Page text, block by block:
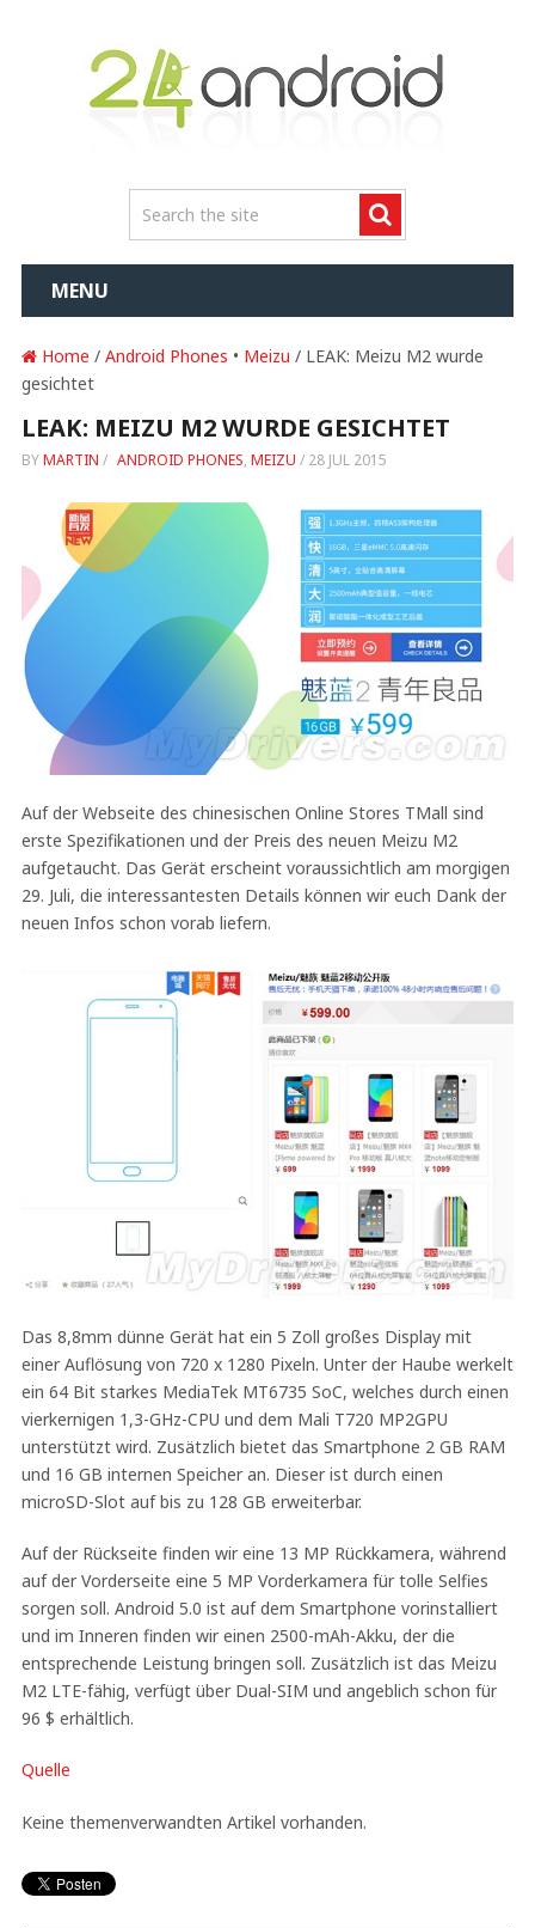
MENU
Home / Android Phones • Meizu / LEAK: Meizu M2 wurde
gesichtet
LEAK: MEIZU M2 WURDE GESICHTET
BYMARTIN / ANDROID PHONES, MEIZU / 28 JUL 2015
Auf der Webseite des chinesischen Online Stores TMall sind
erste Spezifikationen und der Preis des neuen Meizu M2
aufgetaucht. Das Gerät erscheint voraussichtlich am morgigen
29. Juli, die interessantesten Details können wir euch Dank der
neuen Infos schon vorab liefern.
Das 8,8mm dünne Gerät hat ein 5 Zoll großes Display mit
einer Auflösung von 720 x 1280 Pixeln. Unter der Haube werkelt
ein 64 Bit starkes MediaTek MT6735 SoC, welches durch einen
vierkernigen 1,3-GHz-CPU und dem Mali T720 MP2GPU
unterstützt wird. Zusätzlich bietet das Smartphone 2 GB RAM
und 16 GB internen Speicher an. Dieser ist durch einen
microSD-Slot auf bis zu 128 GB erweiterbar.
Auf der Rückseite finden wir eine 13 MP Rückkamera, während
auf der Vorderseite eine 5 MP Vorderkamera für tolle Selfies
sorgen soll. Android 5.0 ist auf dem Smartphone vorinstalliert
und im Inneren finden wir einen 2500-mAh-Akku, der die
entsprechende Leistung bringen soll. Zusätzlich ist das Meizu
M2 LTE-fähig, verfügt über Dual-SIM und angeblich schon für
96 $ erhältlich.
Quelle
Keine themenverwandten Artikel vorhanden.